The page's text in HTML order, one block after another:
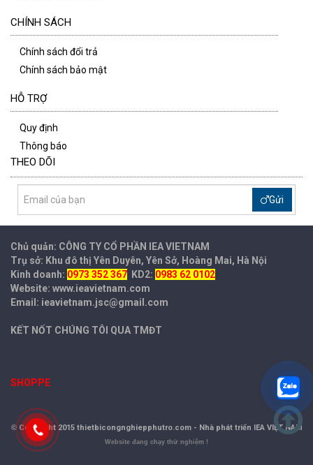
CHÍNH SÁCH
Chính sách đổi trả
Chính sách bảo mật
HỖ TRỢ
Quy định
Thông báo
THEO DÕI
Gửi
Chủ quản: CÔNG TY CỔ PHẦN IEAVIETNAM
Trụ sở: Khu đô thị Yên Duyên, Yên Sở, Hoàng Mai, Hà Nội
Kinh doanh: 0973 352 367 KD2: 0983 62 0102
Website: www.ieavietnam.com
Email: ieavietnam.jsc@gmail.com
KẾT NỐT CHÚNG TÔI QUA TMĐT
SHOPPE
© Copyright 2015 thietbicongnghiepphutro.com - Nhà phát triển IEA VIỆT NAM
Website đang chạy thử nghiệm !